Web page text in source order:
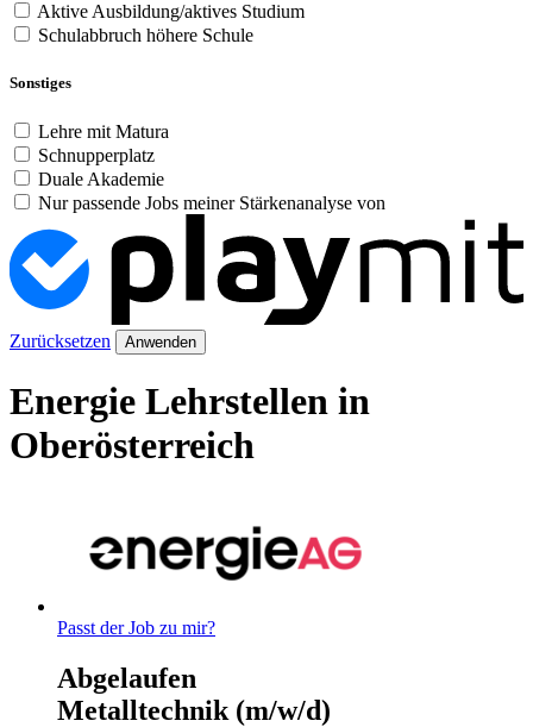
Aktive Ausbildung/aktives Studium
Schulabbruch höhere Schule
Sonstiges
Lehre mit Matura
Schnupperplatz
Duale Akademie
Nur passende Jobs meiner Stärkenanalyse von
Zurücksetzen Anwenden
Energie Lehrstellen in
Oberösterreich
Passt der Job zu mir?
Abgelaufen
Metalltechnik (m/w/d)